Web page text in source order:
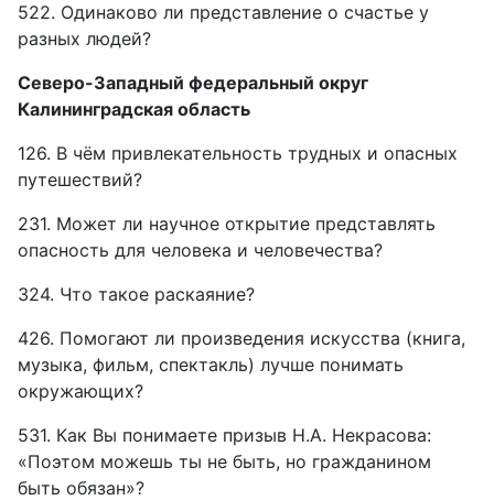
522. Одинаково ли представление о счастье у
разных людей?
Северо-Западный федеральный округ
Калининградская область
126. В чём привлекательность трудных и опасных
путешествий?
231. Может ли научное открытие представлять
опасность для человека и человечества?
324. Что такое раскаяние?
426. Помогают ли произведения искусства (книга,
музыка, фильм, спектакль) лучше понимать
окружающих?
531. Как Вы понимаете призыв Н.А. Некрасова:
«Поэтом можешь ты не быть, но гражданином
быть обязан»?